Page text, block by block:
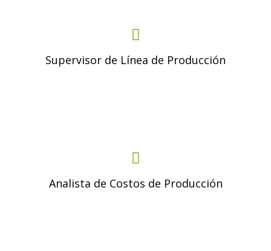
Supervisor de Línea de Producción
Analista de Costos de Producción